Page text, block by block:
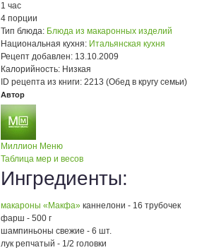
1 час
4 порции
Тип блюда: Блюда из макаронных изделий
Национальная кухня: Итальянская кухня
Рецепт добавлен: 13.10.2009
Калорийность: Низкая
ID рецепта из книги: 2213 (Обед в кругу семьи)
Автор
Миллион Меню
Таблица мер и весов
Ингредиенты:
макароны «Макфа» каннелони - 16 трубочек
фарш - 500 г
шампиньоны свежие - 6 шт.
лук репчатый - 1/2 головки